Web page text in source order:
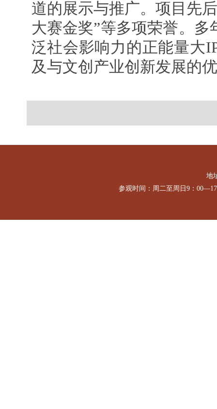
道的展示与推广。项目先
大赛金奖”等多项荣誉。
泛社会影响力的正能量大
及与文创产业创新发展的
地
参观时间：周二至周日9：